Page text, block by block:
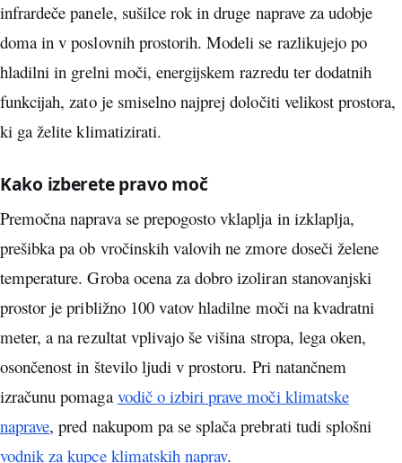
infrardeče panele, sušilce rok in druge naprave za udobje
doma in v poslovnih prostorih. Modeli se razlikujejo po
hladilni in grelni moči, energijskem razredu ter dodatnih
funkcijah, zato je smiselno najprej določiti velikost prostora,
ki ga želite klimatizirati.
Kako izberete pravo moč
Premočna naprava se prepogosto vklaplja in izklaplja,
prešibka pa ob vročinskih valovih ne zmore doseči želene
temperature. Groba ocena za dobro izoliran stanovanjski
prostor je približno 100 vatov hladilne moči na kvadratni
meter, a na rezultat vplivajo še višina stropa, lega oken,
osončenost in število ljudi v prostoru. Pri natančnem
izračunu pomagavodič o izbiri prave moči klimatske
naprave, pred nakupom pa se splača prebrati tudi splošni
vodnik za kupce klimatskih naprav.